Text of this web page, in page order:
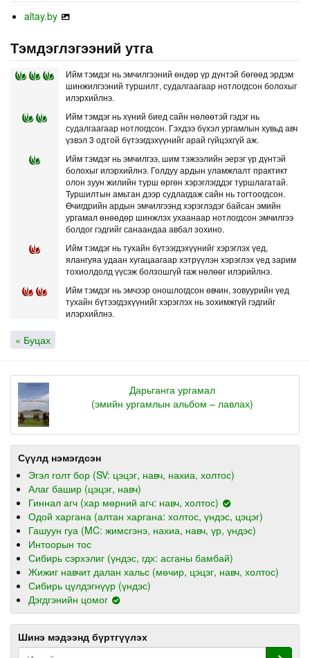
altay.by
Тэмдэглэгээний утга
Ийм тэмдэг нь эмчилгээний өндөр үр дүнтэй бөгөөд эрдэм
шинжилгээний туршилт, судалгаагаар нотлогдсон болохыг
илэрхийлнэ.
Ийм тэмдэг нь хүний биед сайн нөлөөтэй гэдэг нь
судалгаагаар нотлогдсон. Гэхдээ бүхэл ургамлын хувьд авч
үзвэл 3 одтой бүтээгдэхүүнийг арай гүйцэхгүй аж.
Ийм тэмдэг нь эмчилгээ, шим тэжээлийн эерэг үр дүнтэй
болохыг илэрхийлнэ. Голдуу ардын уламжлалт практикт
олон зуун жилийн турш өргөн хэрэглэгддэг туршлагатай.
Туршилтын амьтан дээр судлагдаж сайн нь тогтоогдсон.
Өчигдрийн ардын эмчилгээнд хэрэглэдэг байсан эмийн
ургамал өнөөдөр шинжлэх ухаанаар нотлогдсон эмчилгээ
болдог гэдгийг санаандаа авбал зохино.
Ийм тэмдэг нь тухайн бүтээгдэхүүнийг хэрэглэх үед,
ялангуяа удаан хугацаагаар хэтрүүлэн хэрэглэх үед зарим
тохиолдолд үүсэж болзошгүй гаж нөлөөг илэрийлнэ.
Ийм тэмдэг нь эмчээр оношлогдсон өвчин, зовуурийн үед
тухайн бүтээгдэхүүнийг хэрэглэх нь зохимжгүй гэдгийг
илэрхийлнэ.
« Буцах
Дарьганга ургамал
(эмийн ургамлын альбом – лавлах)
Сүүлд нэмэгдсэн
Эгэл голт бор (SV: цэцэг, навч, нахиа, холтос)
Алаг башир (цэцэг, навч)
Гиннал агч (хар мөрний агч: навч, холтос)
Одой харгана (алтан харгана: холтос, үндэс, цэцэг)
Гашуун гуа (MC: жимсгэнэ, нахиа, навч, үр, үндэс)
Интоорын тос
Сибирь сэрхэлиг (үндэс, гдх: асганы бамбай)
Жижиг навчит далан хальс (мөчир, цэцэг, навч, холтос)
Сибирь цүлдэгнүүр (үндэс)
Дэгдгэнийн цомог
Шинэ мэдээнд бүртгүүлэх